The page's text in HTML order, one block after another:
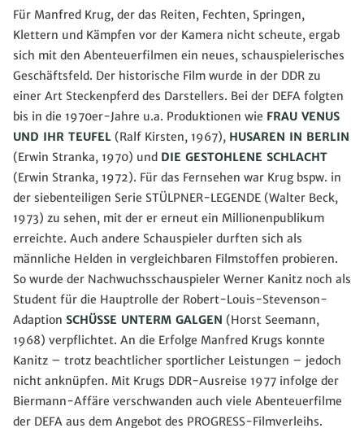
Für Manfred Krug, der das Reiten, Fechten, Springen,
Klettern und Kämpfen vor der Kamera nicht scheute, ergab
sich mit den Abenteuerfilmen ein neues, schauspielerisches
Geschäftsfeld. Der historische Film wurde in der DDR zu
einer Art Steckenpferd des Darstellers. Bei der DEFA folgten
bis in die 1970er-Jahre u.a. Produktionen wie FRAU VENUS
UND IHR TEUFEL (Ralf Kirsten, 1967), HUSAREN IN BERLIN
(Erwin Stranka, 1970) und DIE GESTOHLENE SCHLACHT
(Erwin Stranka, 1972). Für das Fernsehen war Krug bspw. in
der siebenteiligen Serie STÜLPNER-LEGENDE (Walter Beck,
1973) zu sehen, mit der er erneut ein Millionenpublikum
erreichte. Auch andere Schauspieler durften sich als
männliche Helden in vergleichbaren Filmstoffen probieren.
So wurde der Nachwuchsschauspieler Werner Kanitz noch als
Student für die Hauptrolle der Robert-Louis-Stevenson-
Adaption SCHÜSSE UNTERM GALGEN (Horst Seemann,
1968) verpflichtet. An die Erfolge Manfred Krugs konnte
Kanitz – trotz beachtlicher sportlicher Leistungen – jedoch
nicht anknüpfen. Mit Krugs DDR-Ausreise 1977 infolge der
Biermann-Affäre verschwanden auch viele Abenteuerfilme
der DEFA aus dem Angebot des PROGRESS-Filmverleihs.